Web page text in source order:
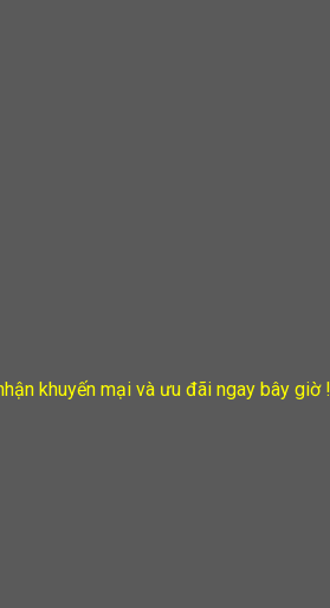
khuyến mại và ưu đãi ngay bây giờ !